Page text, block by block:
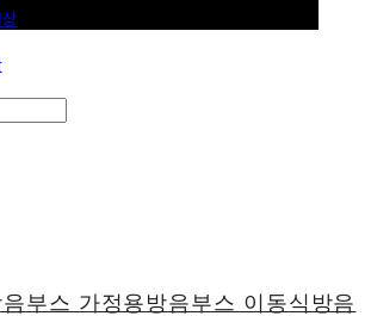
부스 가정용방음부스 이동식방음